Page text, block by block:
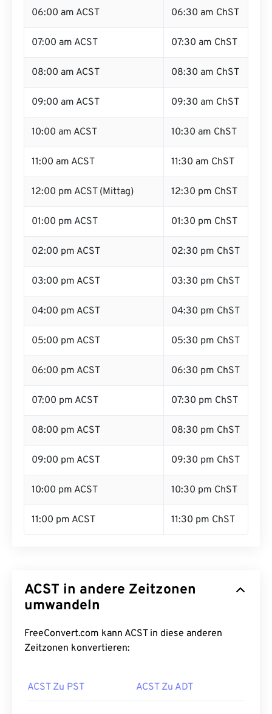
06:00 am ACST 06:30 am ChST
07:00 am ACST 07:30 am ChST
08:00 am ACST 08:30 am ChST
09:00 am ACST 09:30 am ChST
10:00 am ACST 10:30 am ChST
11:00 am ACST 11:30 am ChST
12:00 pm ACST (Mittag) 12:30 pm ChST
01:00 pm ACST 01:30 pm ChST
02:00 pm ACST 02:30 pm ChST
03:00 pm ACST 03:30 pm ChST
04:00 pm ACST 04:30 pm ChST
05:00 pm ACST 05:30 pm ChST
06:00 pm ACST 06:30 pm ChST
07:00 pm ACST 07:30 pm ChST
08:00 pm ACST 08:30 pm ChST
09:00 pm ACST 09:30 pm ChST
10:00 pm ACST 10:30 pm ChST
11:00 pm ACST 11:30 pm ChST
ACST in andere Zeitzonen
umwandeln
FreeConvert.com kann ACST in diese anderen
Zeitzonen konvertieren:
ACST Zu PST ACST Zu ADT